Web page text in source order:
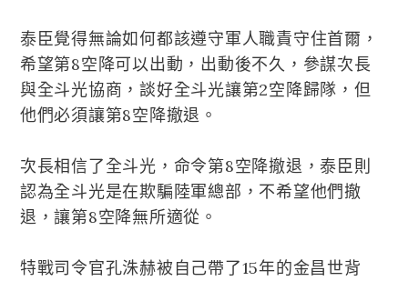
泰臣覺得無論如何都該遵守軍人職責守住首爾，
希望第8空降可以出動，出動後不久，參謀次長
與全斗光協商，談好全斗光讓第2空降歸隊，但
他們必須讓第8空降撤退。
次長相信了全斗光，命令第8空降撤退，泰臣則
認為全斗光是在欺騙陸軍總部，不希望他們撤
退，讓第8空降無所適從。
特戰司令官孔洙赫被自己帶了15年的金昌世背